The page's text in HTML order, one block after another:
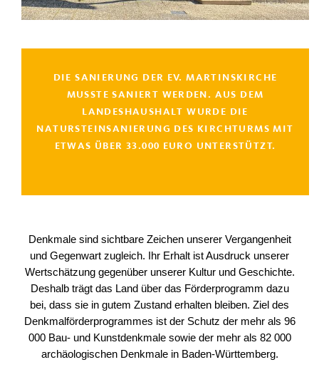
DIE SANIERUNG DER EV. MARTINSKIRCHE
MUSSTE SANIERT WERDEN. AUS DEM
LANDESHAUSHALT WURDE DIE
NATURSTEINSANIERUNG DES KIRCHTURMS MIT
ETWAS ÜBER 33.000 EURO UNTERSTÜTZT.
Denkmale sind sichtbare Zeichen unserer Vergangenheit
und Gegenwart zugleich. Ihr Erhalt ist Ausdruck unserer
Wertschätzung gegenüber unserer Kultur und Geschichte.
Deshalb trägt das Land über das Förderprogramm dazu
bei, dass sie in gutem Zustand erhalten bleiben. Ziel des
Denkmalförderprogrammes ist der Schutz der mehr als 96
000 Bau- und Kunstdenkmale sowie der mehr als 82 000
archäologischen Denkmale in Baden-Württemberg.